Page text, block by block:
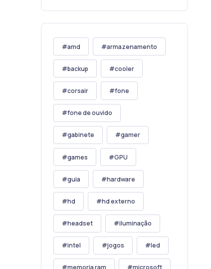
amd armazenamento
backup cooler
corsair fone
fone de ouvido
gabinete gamer
games GPU
guia hardware
hd hd externo
headset iluminação
intel jogos led